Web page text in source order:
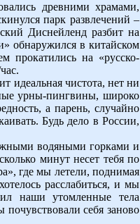
древними храмами,
парк развлечений –
Диснейленд разбит на
обнаружился в китайском
прокатились на «русско-
идеальная чистота, нет ни
урны-пингвины, широко
а парень, случайно
Будь дело в России,
водяными горками и
минут несет тебя по
где мы летели, поднимая
расслабиться, и мы
наши утомленные тела
себя заново